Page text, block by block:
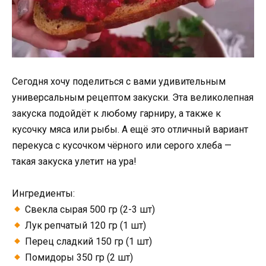
Сегодня хочу поделиться с вами удивительным
универсальным рецептом закуски. Эта великолепная
закуска подойдёт к любому гарниру, а также к
кусочку мяса или рыбы. А ещё это отличный вариант
перекуса с кусочком чёрного или серого хлеба —
такая закуска улетит на ура!
Ингредиенты:
Свекла сырая 500 гр (2-3 шт)
Лук репчатый 120 гр (1 шт)
Перец сладкий 150 гр (1 шт)
Помидоры 350 гр (2 шт)